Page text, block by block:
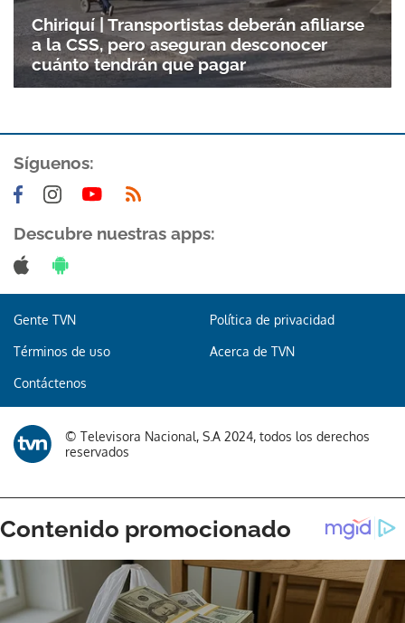
Gracias por suscribirte a nuestro boletín.
ACEPTAR
Chiriquí | Transportistas deberán afiliarse
a la CSS, pero aseguran desconocer
cuánto tendrán que pagar
Síguenos:
Descubre nuestras apps:
Gente TVN Política de privacidad
Términos de uso Acerca de TVN
Contáctenos
© Televisora Nacional, S.A 2024, todos los derechos
reservados